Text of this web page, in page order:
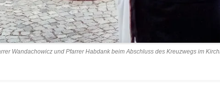
Wandachowicz und Pfarrer Habdank beim Abschluss des Kreuzwegs im